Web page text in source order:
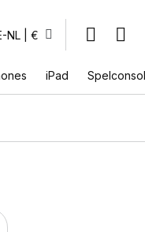
NL | €
iPad